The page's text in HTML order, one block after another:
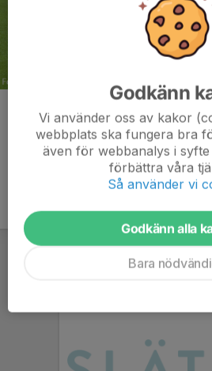
Kommentarer
Godkänn
Vi använder oss av kakor
webbplats ska fungera bra
även för webbanalys i
förbättra våra
Så använder vi
Godkänn alla
Bara